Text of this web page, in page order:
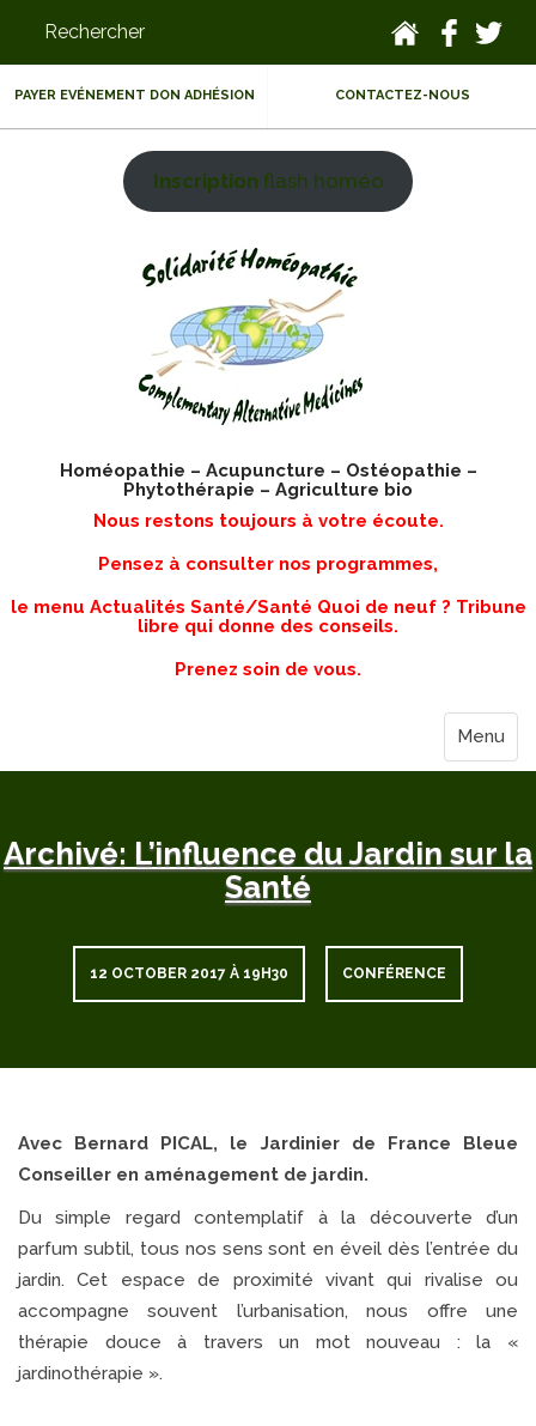
PAYER EVÉNEMENT DON ADHÉSION CONTACTEZ-NOUS
Inscription flash homéo
Homéopathie – Acupuncture – Ostéopathie –
Phytothérapie – Agriculture bio
Nous restons toujours à votre écoute.
Pensez à consulter nos programmes,
le menu Actualités Santé/Santé Quoi de neuf ? Tribune
libre qui donne des conseils.
Prenez soin de vous.
Menu
Archivé: L’influence du Jardin sur la
Santé
12 OCTOBER 2017 À 19H30 CONFÉRENCE
Avec Bernard PICAL, le Jardinier de France Bleue
Conseiller en aménagement de jardin.
Du simple regard contemplatif à la découverte d’un
parfum subtil, tous nos sens sont en éveil dès l’entrée du
jardin. Cet espace de proximité vivant qui rivalise ou
accompagne souvent l’urbanisation, nous offre une
thérapie douce à travers un mot nouveau : la «
jardinothérapie ».